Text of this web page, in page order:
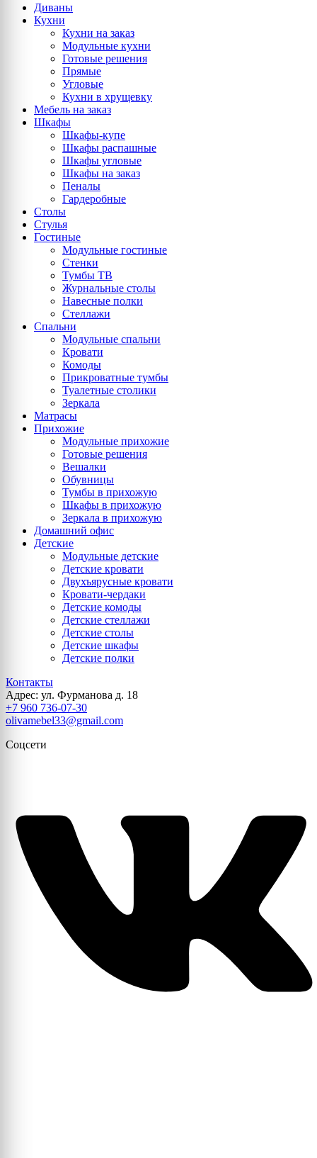
Диваны
Кухни
Кухни на заказ
Модульные кухни
Готовые решения
Прямые
Угловые
Кухни в хрущевку
Мебель на заказ
Шкафы
Шкафы-купе
Шкафы распашные
Шкафы угловые
Шкафы на заказ
Пеналы
Гардеробные
Столы
Стулья
Гостиные
Модульные гостиные
Стенки
Тумбы ТВ
Журнальные столы
Навесные полки
Стеллажи
Спальни
Модульные спальни
Кровати
Комоды
Прикроватные тумбы
Туалетные столики
Зеркала
Матрасы
Прихожие
Модульные прихожие
Готовые решения
Вешалки
Обувницы
Тумбы в прихожую
Шкафы в прихожую
Зеркала в прихожую
Домашний офис
Детские
Модульные детские
Детские кровати
Двухъярусные кровати
Кровати-чердаки
Детские комоды
Детские стеллажи
Детские столы
Детские шкафы
Детские полки
Контакты
Адрес: ул. Фурманова д. 18
+7 960 736-07-30
olivamebel33@gmail.com
Соцсети